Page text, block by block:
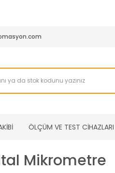
ÖLÇÜM VE TEST CİHAZLARI
Mikrometre